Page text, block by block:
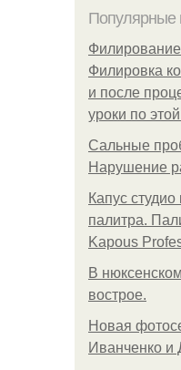
Популярные
Филировка
и после
уроки по
Сальные
Нарушение
Капус
палитра.
Kapous
В
вострое.
Новая
Иванченко и